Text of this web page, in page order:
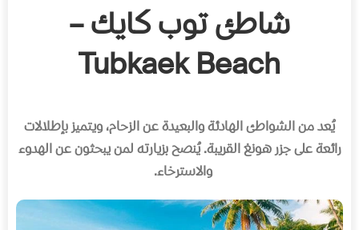
شاطئ توب كايك –
Tubkaek Beach
يُعد من الشواطئ الهادئة والبعيدة عن الزحام، ويتميز بإطلالات
رائعة على جزر هونغ القريبة.يُنصح بزيارته لمن يبحثون عن الهدوء
والاسترخاء.